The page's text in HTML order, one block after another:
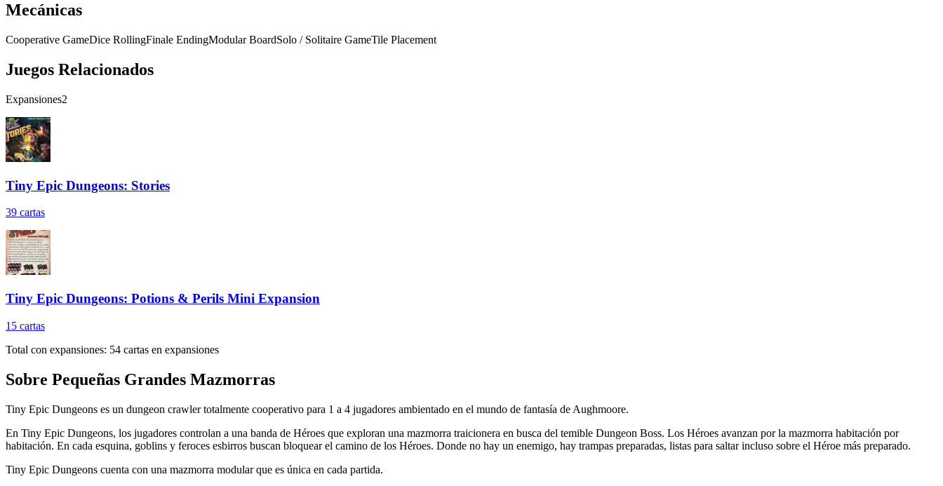
Mecánicas
Cooperative GameDice RollingFinale EndingModular BoardSolo / Solitaire GameTile Placement
Juegos Relacionados
Expansiones2
Tiny Epic Dungeons: Stories
39 cartas
Tiny Epic Dungeons: Potions & Perils Mini Expansion
15 cartas
Total con expansiones: 54 cartas en expansiones
Sobre Pequeñas Grandes Mazmorras
Tiny Epic Dungeons es un dungeon crawler totalmente cooperativo para 1 a 4 jugadores ambientado en el mundo de fantasía de Aughmoore.
En Tiny Epic Dungeons, los jugadores controlan a una banda de Héroes que exploran una mazmorra traicionera en busca del temible Dungeon Boss. Los Héroes avanzan por la mazmorra habitación por
habitación. En cada esquina, goblins y feroces esbirros buscan bloquear el camino de los Héroes. Donde no hay un enemigo, hay trampas preparadas, listas para saltar incluso sobre el Héroe más preparado.
Tiny Epic Dungeons cuenta con una mazmorra modular que es única en cada partida.